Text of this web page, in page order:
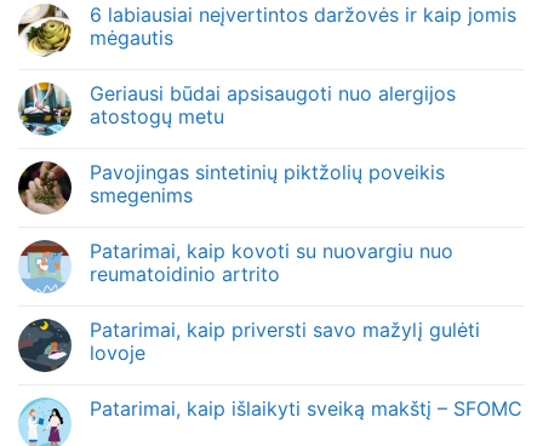
6 labiausiai neįvertintos daržovės ir kaip jomis
mėgautis
Geriausi būdai apsisaugoti nuo alergijos
atostogų metu
Pavojingas sintetinių piktžolių poveikis
smegenims
Patarimai, kaip kovoti su nuovargiu nuo
reumatoidinio artrito
Patarimai, kaip priversti savo mažylį gulėti
lovoje
Patarimai, kaip išlaikyti sveiką makštį – SFOMC